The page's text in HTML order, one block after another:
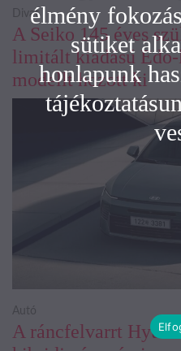
A Seiko 145 éves
limitált kiadású
modellt hozott ki
Divat
A ráncfelvarrt
Autó
élmény
sütiket
honlapunk